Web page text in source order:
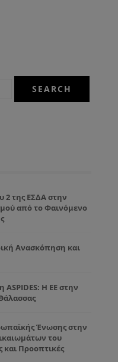
2 της ΕΣΔΑ στην
από το Φαινόμενο
Ανασκόπηση και
ASPIDES: Η ΕΕ στην
Ένωσης στην
του
Προοπτικές